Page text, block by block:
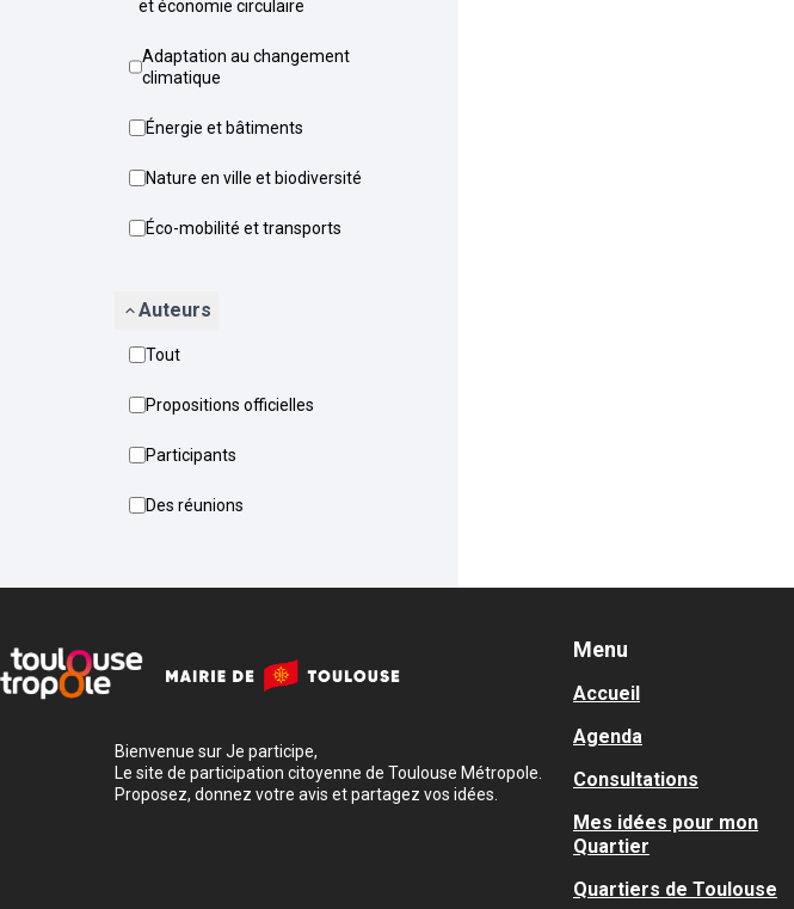
et économie circulaire
Adaptation au changement
climatique
Énergie et bâtiments
Nature en ville et biodiversité
Éco-mobilité et transports
Auteurs
Tout
Propositions officielles
Participants
Des réunions
Bienvenue sur Je participe,
Le site de participation citoyenne de Toulouse Métropole.
Proposez, donnez votre avis et partagez vos idées.
Menu
Accueil
Agenda
Consultations
Mes idées pour mon
Quartier
Quartiers de Toulouse